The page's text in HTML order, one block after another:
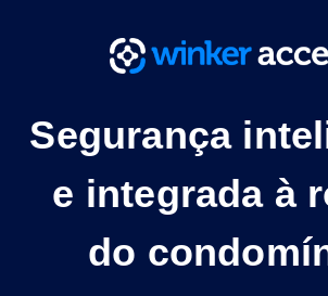
Segurança
e integrada à
do